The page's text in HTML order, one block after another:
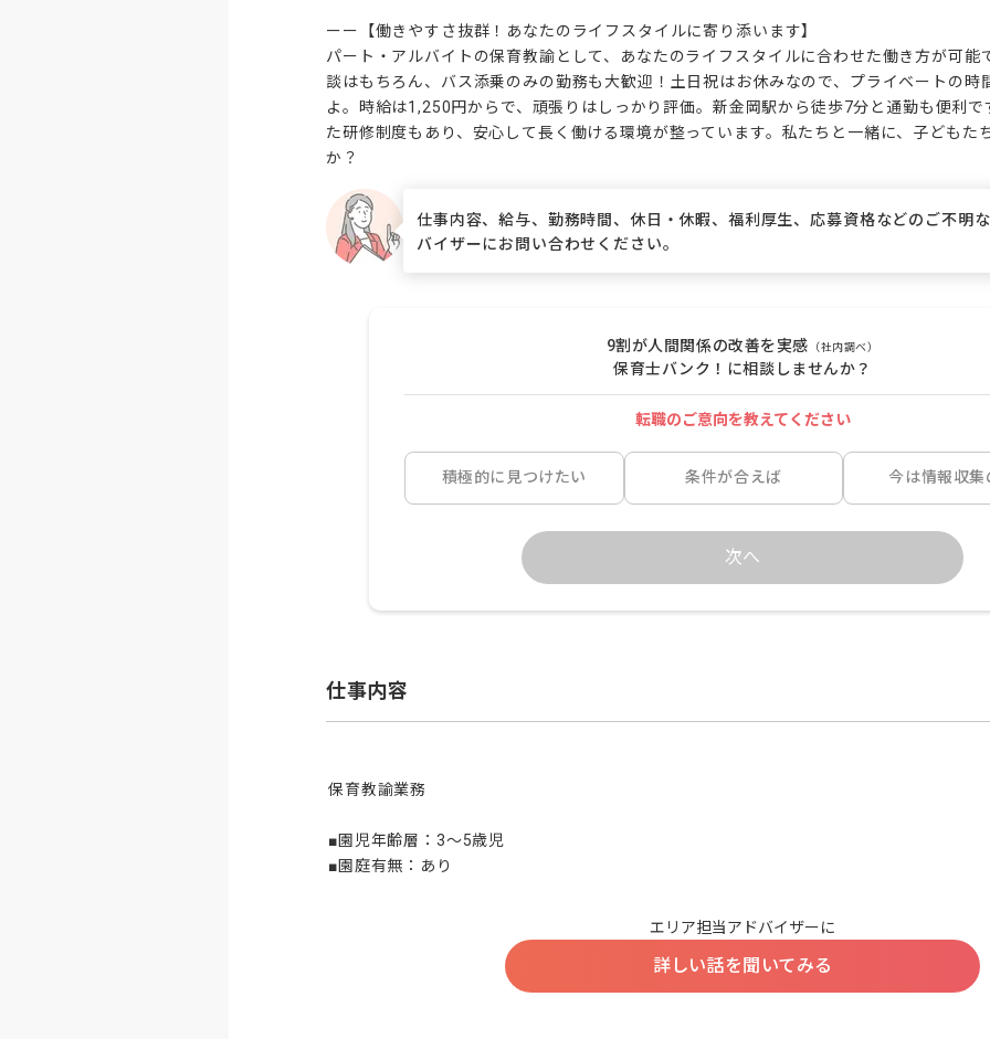
ーー【働きやすさ抜群！あなたのライフスタイルに寄り添います】
パート・アルバイトの保育教諭として、あなたのライフスタイルに合わせた働き方が可能
談はもちろん、バス添乗のみの勤務も大歓迎！土日祝はお休みなので、プライベートの時
よ。時給は1,250円からで、頑張りはしっかり評価。新金岡駅から徒歩7分と通勤も便利
た研修制度もあり、安心して長く働ける環境が整っています。私たちと一緒に、子どもた
か？
仕事内容、給与、勤務時間、休日・休暇、福利厚生、応募資格などのご不明
バイザーにお問い合わせください。
9割が人間関係の改善を実感 （社内調べ）
保育士バンク！に相談しませんか？
転職のご意向を教えてください
積極的に見つけたい 条件が合えば 今は情報収集
次へ
仕事内容
保育教諭業務
■園児年齢層：3～5歳児
■園庭有無：あり
エリア担当アドバイザーに
詳しい話を聞いてみる